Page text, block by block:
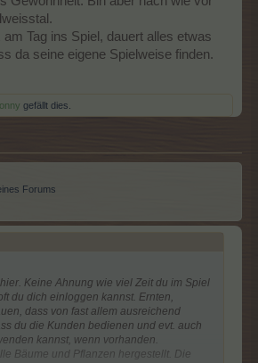
Tag ins Spiel, dauert alles etwas
da seine eigene Spielweise finden.
gefällt dies.
Forums
Keine Ahnung wie viel Zeit du im Spiel
du dich einloggen kannst. Ernten,
dass von fast allem ausreichend
du die Kunden bedienen und evt. auch
kannst, wenn vorhanden.
Bäume und Pflanzen hergestellt. Die